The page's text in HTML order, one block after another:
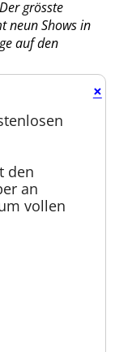
grösste
neun Shows in
auf den
×
den
an
vollen